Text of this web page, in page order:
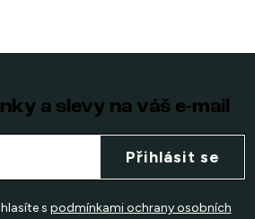
a slevy na váš e-mail
s podmínkami ochrany osobních
Přihlásit se